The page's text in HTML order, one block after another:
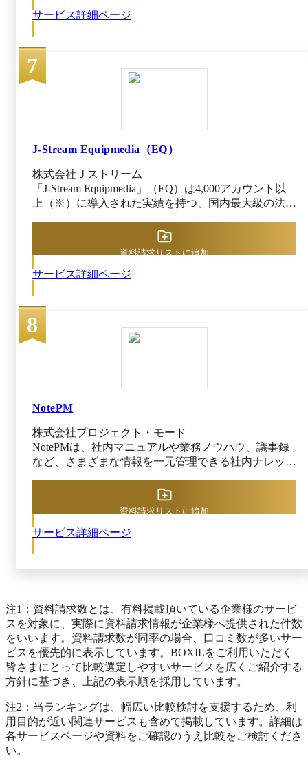
作手順や現場マニュアル、OJT研修など、社員に共有
に配信。動画はURLリンクだけでなく、QRコードか
らでも共有できます。また、スマートフォンアプリに
も対応しているので、場所を選ばず気軽に動画の視聴
が可能です。 トリミングや図形挿入などの編集機能
12か国語の機械翻訳もできるため、外国人へ向けた動
画作成も可能です。 社員に共有すべき業務や研修を
企業におすすめです。
サービス詳細ページ
7
J-Stream Equipmedia（EQ）
株式会社Ｊストリーム
「J-Stream Equipmedia」（EQ）は4,000アカウント以
上（※）に導入された実績を持つ、国内最大級の法人
自社専用の動画共有ポータルを簡単に作成できます。
特別な知識やITリテラシーを必要としないシンプル設
功へ導きます。 また、ライブ、疑似ライブ、オンデ
リを使ったライブ配信や簡単な動画編集、動画視聴解
析ツール、セキュリティ設定など動画活用に必要とな
る豊富な機能をSaaS形式で提供しています。 無償ト
ライアルのご用意はもちろん、サポート体制も充実。
Equipmedia（EQ）公式HP（2025年9月9日閲覧）
サービス詳細ページ
資料請求リストに追加
8
NotePM
株式会社プロジェクト・モード
NotePMは、社内マニュアルや業務ノウハウ、議事録
など、さまざまな情報を一元管理できる社内ナレッジ
ィタで、読みやすいドキュメントを誰でも作成可能で
す。ファイルの中まで検索できる全文検索、スマート
すぐに見つけられます。 さまざまなセキュリティ対
サービス詳細ページ
資料請求リストに追加
注1：資料請求数とは、有料掲載頂いている企業様のサービ
スを対象に、実際に資料請求情報が企業様へ提供された件数
をいいます。資料請求数が同率の場合、口コミ数が多いサー
ビスを優先的に表示しています。BOXILをご利用いただく
皆さまにとって比較選定しやすいサービスを広くご紹介する
方針に基づき、上記の表示順を採用しています。
注2：当ランキングは、幅広い比較検討を支援するため、利
用目的が近い関連サービスも含めて掲載しています。詳細は
各サービスページや資料をご確認のうえ比較をご検討くださ
い。